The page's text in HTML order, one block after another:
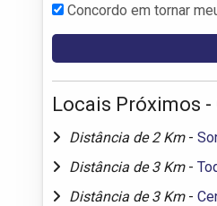
Concordo em tornar
Locais Próximos -
Distância de 2 Km -
Distância de 3 Km -
Distância de 3 Km -